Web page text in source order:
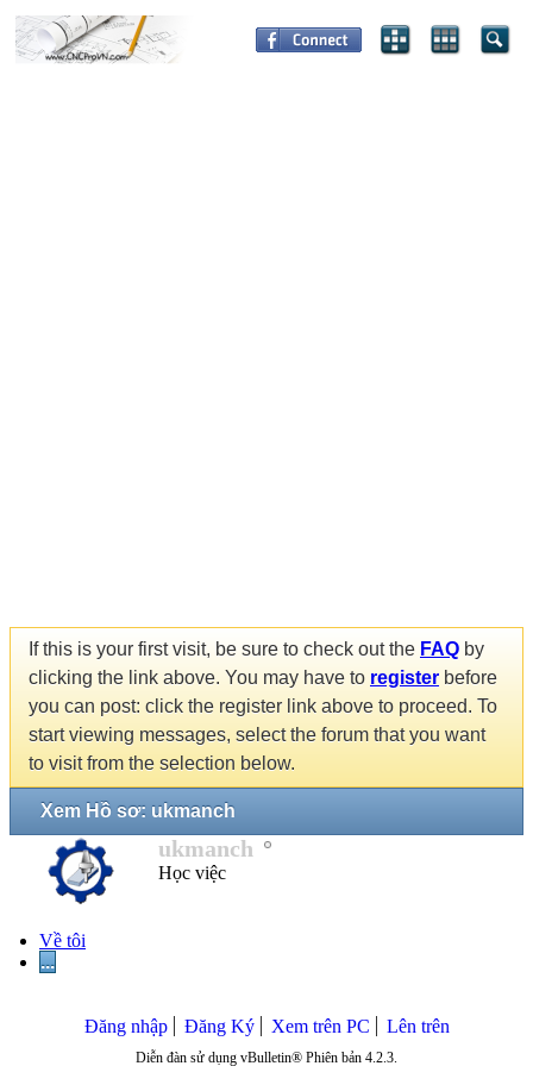
If this is your first visit, be sure to check out the FAQ by
clicking the link above. You may have to register before
you can post: click the register link above to proceed. To
start viewing messages, select the forum that you want
to visit from the selection below.
Xem Hồ sơ: ukmanch
ukmanch
Học việc
Về tôi
...
Đăng nhập Đăng Ký Xem trên PC Lên trên
Diễn đàn sử dụng vBulletin® Phiên bản 4.2.3.